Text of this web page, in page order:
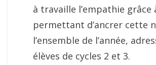
à travaille l’empathie grâce
permettant d’ancrer cette
l’ensemble de l’année,
élèves de cycles 2 et 3.